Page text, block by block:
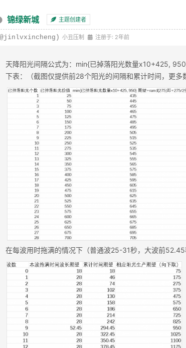
锦绿新城 主题创建者
小丑压制 注册于: 2年前
天降阳光间隔公式为：min{已掉落阳光数量x10+425,
下表：（截图仅提供前28个阳光的间隔和累计时间，更多
在每波用时拖满的情况下（普通波25-31秒，大波前